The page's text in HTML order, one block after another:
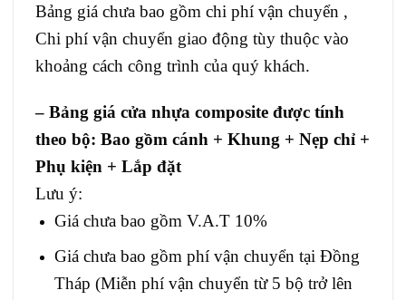
Bảng giá chưa bao gồm chi phí vận chuyển ,
Chi phí vận chuyển giao động tùy thuộc vào
khoảng cách công trình của quý khách.
– Bảng giá cửa nhựa composite được tính
theo bộ: Bao gồm cánh + Khung + Nẹp chỉ +
Phụ kiện + Lắp đặt
Lưu ý:
Giá chưa bao gồm V.A.T 10%
Giá chưa bao gồm phí vận chuyển tại Đồng
Tháp (Miễn phí vận chuyển từ 5 bộ trở lên